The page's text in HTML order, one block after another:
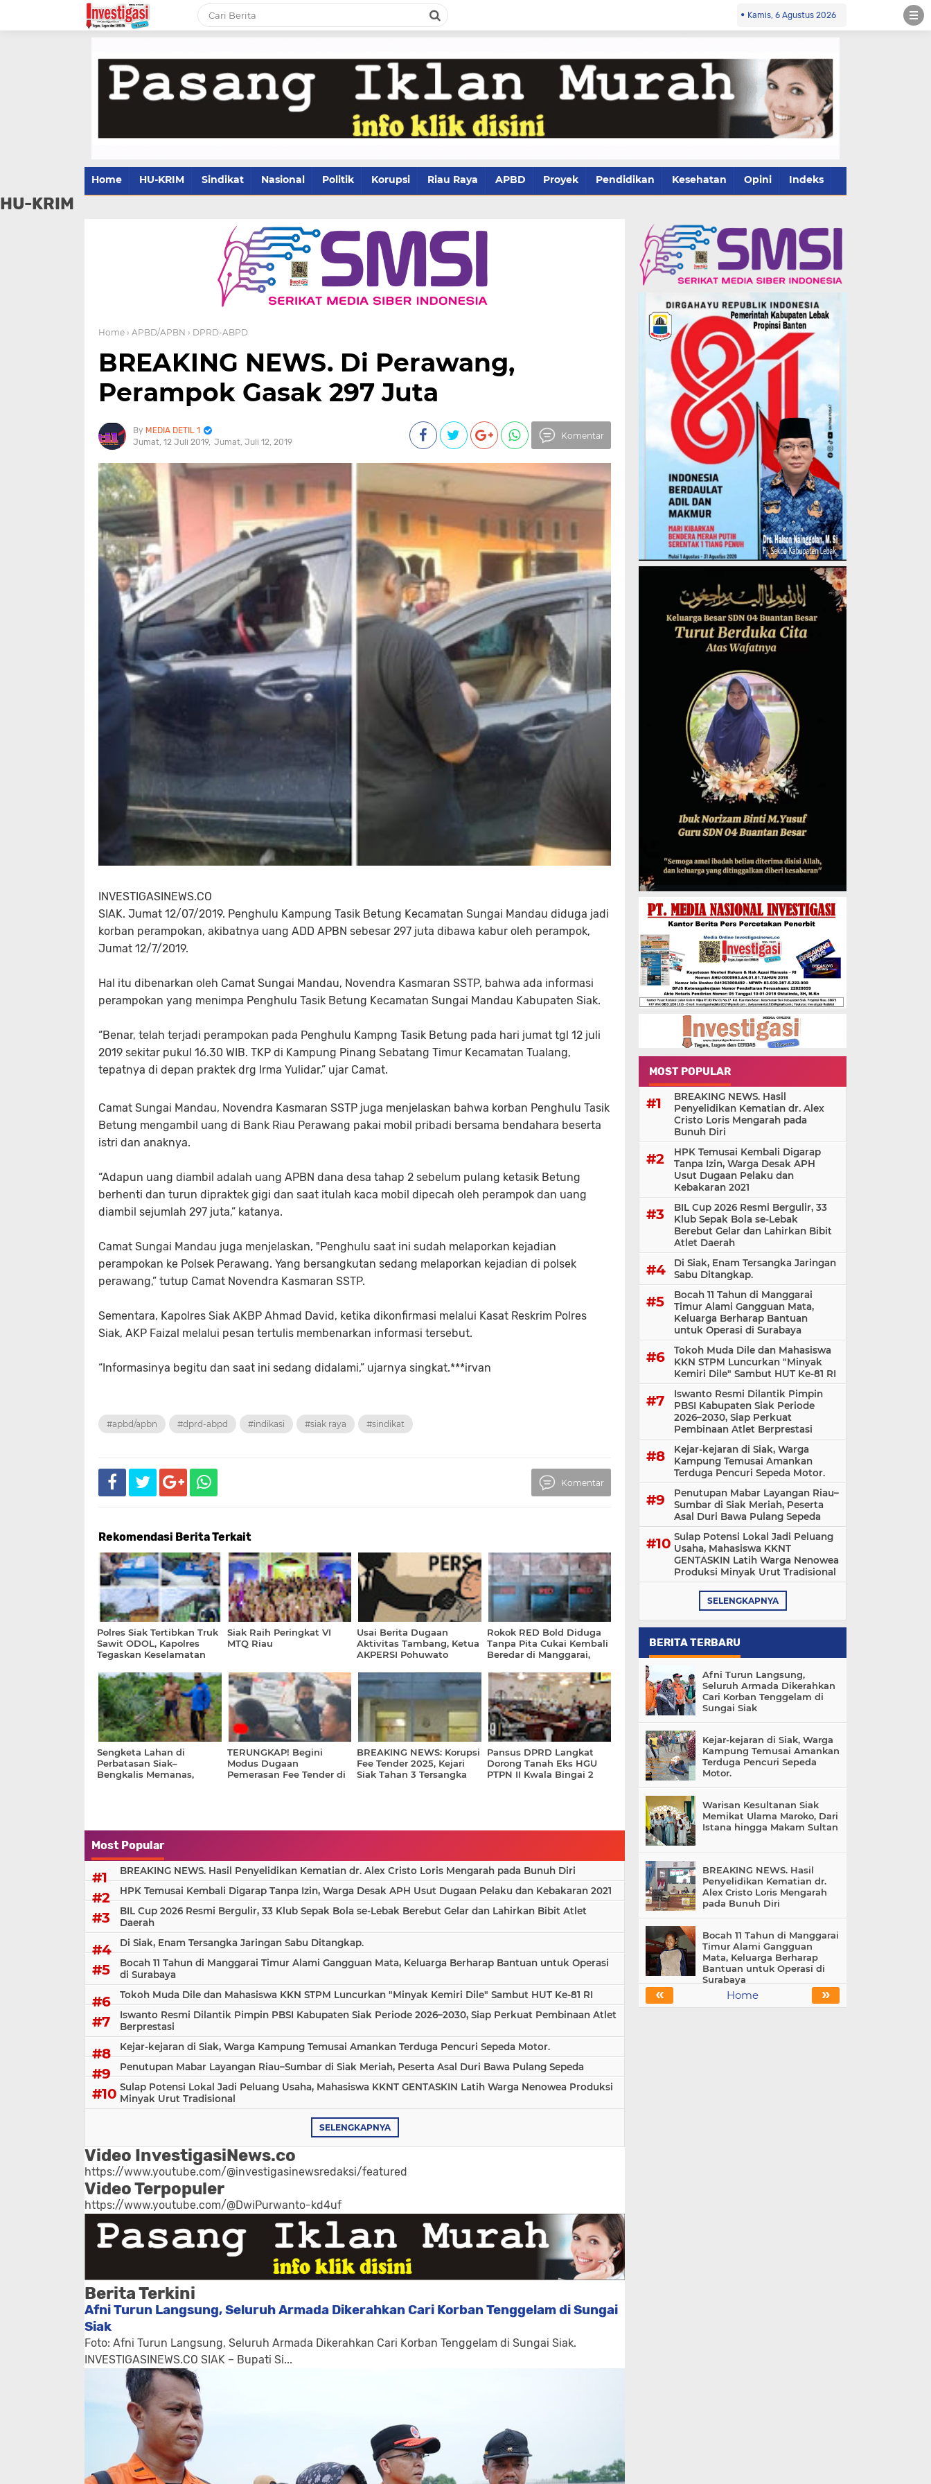
Kamis, 6 Agustus 2026
Home HU-KRIM Sindikat Nasional Politik Korupsi Riau Raya APBD Proyek Pendidikan Kesehatan Opini Indeks
HU-KRIM
Home › APBD/APBN › DPRD-ABPD
BREAKING NEWS. Di Perawang,
Perampok Gasak 297 Juta
MEDIA DETIL 1
Jumat, 12 Juli 2019 Jumat, Juli 12, 2019
Komentar
INVESTIGASINEWS.CO
SIAK. Jumat 12/07/2019. Penghulu Kampung Tasik Betung Kecamatan Sungai Mandau diduga jadi
korban perampokan, akibatnya uang ADD APBN sebesar 297 juta dibawa kabur oleh perampok,
Jumat 12/7/2019.
Hal itu dibenarkan oleh Camat Sungai Mandau, Novendra Kasmaran SSTP, bahwa ada informasi
perampokan yang menimpa Penghulu Tasik Betung Kecamatan Sungai Mandau Kabupaten Siak.
“Benar, telah terjadi perampokan pada Penghulu Kampng Tasik Betung pada hari jumat tgl 12 juli
2019 sekitar pukul 16.30 WIB. TKP di Kampung Pinang Sebatang Timur Kecamatan Tualang,
tepatnya di depan praktek drg Irma Yulidar,” ujar Camat.
Camat Sungai Mandau, Novendra Kasmaran SSTP juga menjelaskan bahwa korban Penghulu Tasik
Betung mengambil uang di Bank Riau Perawang pakai mobil pribadi bersama bendahara beserta
istri dan anaknya.
“Adapun uang diambil adalah uang APBN dana desa tahap 2 sebelum pulang ketasik Betung
berhenti dan turun dipraktek gigi dan saat itulah kaca mobil dipecah oleh perampok dan uang
diambil sejumlah 297 juta,” katanya.
Camat Sungai Mandau juga menjelaskan, "Penghulu saat ini sudah melaporkan kejadian
perampokan ke Polsek Perawang. Yang bersangkutan sedang melaporkan kejadian di polsek
perawang,” tutup Camat Novendra Kasmaran SSTP.
Sementara, Kapolres Siak AKBP Ahmad David, ketika dikonfirmasi melalui Kasat Reskrim Polres
Siak, AKP Faizal melalui pesan tertulis membenarkan informasi tersebut.
“Informasinya begitu dan saat ini sedang didalami,” ujarnya singkat.***irvan
#apbd/apbn #dprd-abpd #indikasi #siak raya #sindikat
Komentar
Rekomendasi Berita Terkait
Polres Siak Tertibkan Truk
Sawit ODOL, Kapolres
Tegaskan Keselamatan
Siak Raih Peringkat VI
MTQ Riau
Usai Berita Dugaan
Aktivitas Tambang, Ketua
AKPERSI Pohuwato
Ancaman via WhatsApp
Rokok RED Bold Diduga
Tanpa Pita Cukai Kembali
Beredar di Manggarai,
dan APH Bertindak
Sengketa Lahan di
Perbatasan Siak–
Bengkalis Memanas,
TERUNGKAP! Begini
Modus Dugaan
Pemerasan Fee Tender di
BREAKING NEWS: Korupsi
Fee Tender 2025, Kejari
Siak Tahan 3 Tersangka
Pansus DPRD Langkat
Dorong Tanah Eks HGU
PTPN II Kwala Bingai 2
Most Popular
BREAKING NEWS. Hasil Penyelidikan Kematian dr. Alex Cristo Loris Mengarah pada Bunuh Diri
HPK Temusai Kembali Digarap Tanpa Izin, Warga Desak APH Usut Dugaan Pelaku dan Kebakaran 2021
BIL Cup 2026 Resmi Bergulir, 33 Klub Sepak Bola se-Lebak Berebut Gelar dan Lahirkan Bibit Atlet
Daerah
Di Siak, Enam Tersangka Jaringan Sabu Ditangkap.
Bocah 11 Tahun di Manggarai Timur Alami Gangguan Mata, Keluarga Berharap Bantuan untuk Operasi
di Surabaya
Tokoh Muda Dile dan Mahasiswa KKN STPM Luncurkan "Minyak Kemiri Dile" Sambut HUT Ke-81 RI
Iswanto Resmi Dilantik Pimpin PBSI Kabupaten Siak Periode 2026–2030, Siap Perkuat Pembinaan Atlet
Berprestasi
Kejar-kejaran di Siak, Warga Kampung Temusai Amankan Terduga Pencuri Sepeda Motor.
Penutupan Mabar Layangan Riau–Sumbar di Siak Meriah, Peserta Asal Duri Bawa Pulang Sepeda
Sulap Potensi Lokal Jadi Peluang Usaha, Mahasiswa KKNT GENTASKIN Latih Warga Nenowea Produksi
Minyak Urut Tradisional
SELENGKAPNYA
Video InvestigasiNews.co
https://www.youtube.com/@investigasinewsredaksi/featured
Video Terpopuler
https://www.youtube.com/@DwiPurwanto-kd4uf
Berita Terkini
Afni Turun Langsung, Seluruh Armada Dikerahkan Cari Korban Tenggelam di Sungai
Siak
Foto: Afni Turun Langsung, Seluruh Armada Dikerahkan Cari Korban Tenggelam di Sungai Siak.
INVESTIGASINEWS.CO SIAK – Bupati Si...
MOST POPULAR
BREAKING NEWS. Hasil
Penyelidikan Kematian dr. Alex
Cristo Loris Mengarah pada
Bunuh Diri
HPK Temusai Kembali Digarap
Tanpa Izin, Warga Desak APH
Usut Dugaan Pelaku dan
Kebakaran 2021
BIL Cup 2026 Resmi Bergulir, 33
Klub Sepak Bola se-Lebak
Berebut Gelar dan Lahirkan Bibit
Atlet Daerah
Di Siak, Enam Tersangka Jaringan
Sabu Ditangkap.
Bocah 11 Tahun di Manggarai
Timur Alami Gangguan Mata,
Keluarga Berharap Bantuan
untuk Operasi di Surabaya
Tokoh Muda Dile dan Mahasiswa
KKN STPM Luncurkan "Minyak
Kemiri Dile" Sambut HUT Ke-81 RI
Iswanto Resmi Dilantik Pimpin
PBSI Kabupaten Siak Periode
2026–2030, Siap Perkuat
Pembinaan Atlet Berprestasi
Kejar-kejaran di Siak, Warga
Kampung Temusai Amankan
Terduga Pencuri Sepeda Motor.
Penutupan Mabar Layangan Riau–
Sumbar di Siak Meriah, Peserta
Asal Duri Bawa Pulang Sepeda
Sulap Potensi Lokal Jadi Peluang
Usaha, Mahasiswa KKNT
GENTASKIN Latih Warga Nenowea
Produksi Minyak Urut Tradisional
SELENGKAPNYA
BERITA TERBARU
Afni Turun Langsung,
Seluruh Armada Dikerahkan
Cari Korban Tenggelam di
Sungai Siak
Kejar-kejaran di Siak, Warga
Kampung Temusai Amankan
Terduga Pencuri Sepeda
Motor.
Warisan Kesultanan Siak
Memikat Ulama Maroko, Dari
Istana hingga Makam Sultan
BREAKING NEWS. Hasil
Penyelidikan Kematian dr.
Alex Cristo Loris Mengarah
pada Bunuh Diri
Bocah 11 Tahun di Manggarai
Timur Alami Gangguan
Mata, Keluarga Berharap
Bantuan untuk Operasi di
Surabaya
« »
Home